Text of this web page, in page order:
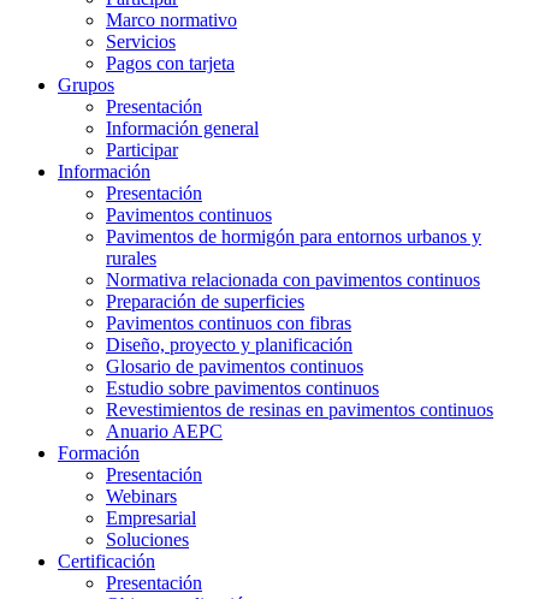
Marco normativo
Servicios
Pagos con tarjeta
Grupos
Presentación
Información general
Participar
Información
Presentación
Pavimentos continuos
Pavimentos de hormigón para entornos urbanos y
rurales
Normativa relacionada con pavimentos continuos
Preparación de superficies
Pavimentos continuos con fibras
Diseño, proyecto y planificación
Glosario de pavimentos continuos
Estudio sobre pavimentos continuos
Revestimientos de resinas en pavimentos continuos
Anuario AEPC
Formación
Presentación
Webinars
Empresarial
Soluciones
Certificación
Presentación